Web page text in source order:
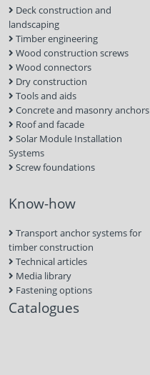
Deck construction and
landscaping
Timber engineering
Wood construction screws
Wood connectors
Dry construction
Tools and aids
Concrete and masonry anchors
Roof and facade
Solar Module Installation
Systems
Screw foundations
Know-how
Transport anchor systems for
timber construction
Technical articles
Media library
Fastening options
Catalogues